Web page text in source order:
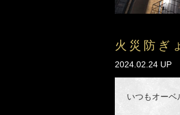
火災防ぎ
2024.02.24 UP
いつもオーベ